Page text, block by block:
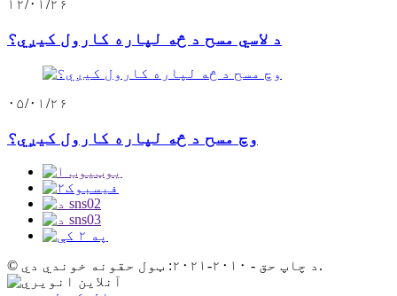
۱۲/۰۱/۲۶
د لاسي مسح د څه لپاره کارول کیږي؟
۰۵/۰۱/۲۶
وچ مسح د څه لپاره کارول کیږي؟
© د چاپ حق - ۲۰۱۰-۲۰۲۱: ټول حقونه خوندي دي.